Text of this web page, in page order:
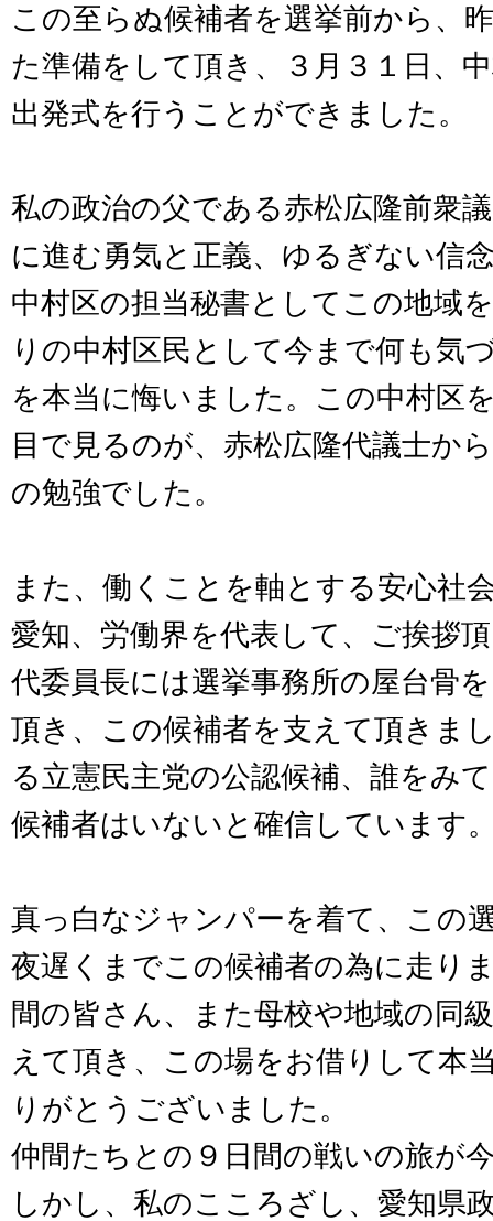
この至らぬ候補者を選挙前から、
た準備をして頂き、３月３１日、
出発式を行うことができました。
私の政治の父である赤松広隆前衆
に進む勇気と正義、ゆるぎない信
中村区の担当秘書としてこの地域
りの中村区民として今まで何も気
を本当に悔いました。この中村区
目で見るのが、赤松広隆代議士か
の勉強でした。
また、働くことを軸とする安心社
愛知、労働界を代表して、ご挨拶
代委員長には選挙事務所の屋台骨
頂き、この候補者を支えて頂きま
る立憲民主党の公認候補、誰をみ
候補者はいないと確信しています
真っ白なジャンパーを着て、この
夜遅くまでこの候補者の為に走り
間の皆さん、また母校や地域の同
えて頂き、この場をお借りして本
りがとうございました。
仲間たちとの９日間の戦いの旅が
しかし、私のこころざし、愛知県